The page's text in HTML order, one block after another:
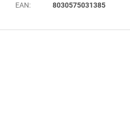
EAN: 8030575031385
Z